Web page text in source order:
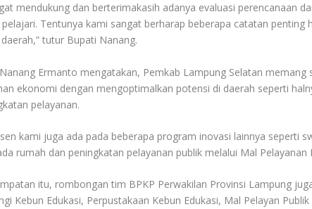
mendukung dan berterimakasih adanya evaluasi perencanaan
Tentunya kami sangat berharap beberapa catatan penting
tutur Bupati Nanang.
Ermanto mengatakan, Pemkab Lampung Selatan
ekonomi dengan mengoptimalkan potensi di daerah seperti
pelayanan.
kami juga ada pada beberapa program inovasi lainnya seperti
rumah dan peningkatan pelayanan publik melalui Mal Pelayanan
itu, rombongan tim BPKP Perwakilan Provinsi Lampung
Kebun Edukasi, Perpustakaan Kebun Edukasi, Mal Pelayan